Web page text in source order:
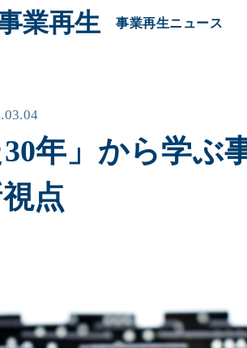
業再生 事業再生ニュース
30年」から学ぶ
点